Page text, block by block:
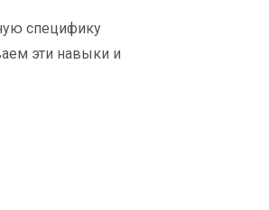
специфику
эти навыки и